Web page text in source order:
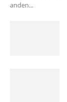
anden...